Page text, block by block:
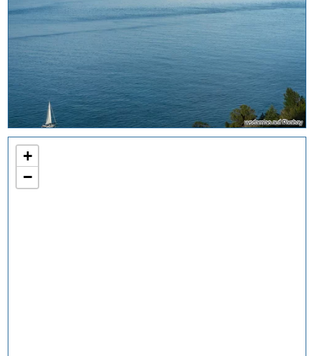
wsdamiao auf Pixabay
+
−